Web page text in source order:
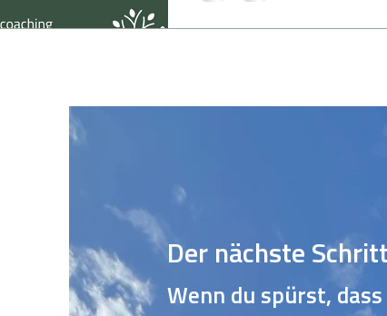
Der nächste
Wenn du spürst,